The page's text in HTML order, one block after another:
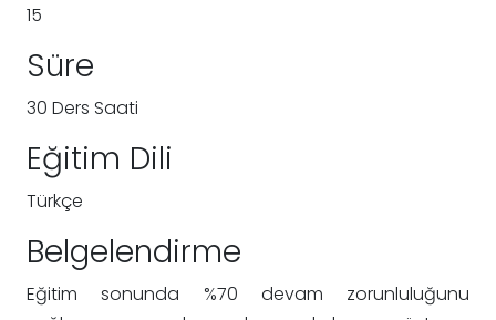
15
Süre
30 Ders Saati
Eğitim Dili
Türkçe
Belgelendirme
Eğitim sonunda %70 devam zorunluluğunu